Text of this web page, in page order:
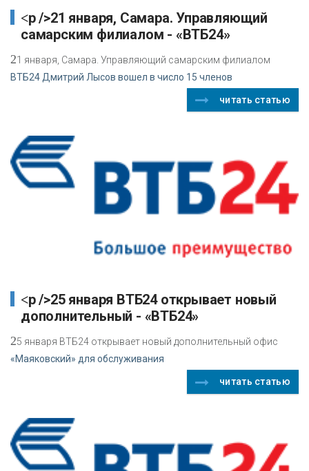
<p />21 января, Самара. Управляющий
самарским филиалом - «ВТБ24»
21 января, Самара. Управляющий самарским филиалом
ВТБ24 Дмитрий Лысов вошел в число 15 членов
читать статью
<p />25 января ВТБ24 открывает новый
дополнительный - «ВТБ24»
25 января ВТБ24 открывает новый дополнительный офис
«Маяковский» для обслуживания
читать статью